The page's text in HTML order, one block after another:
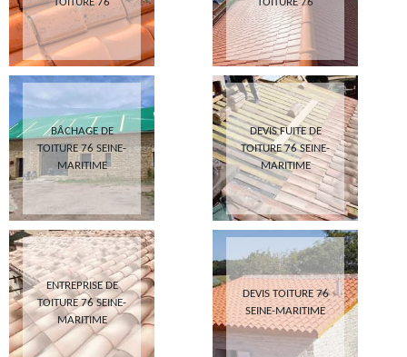
BÂCHAGE DE
TOITURE 76 SEINE-
MARITIME
DEVIS FUITE DE
TOITURE 76 SEINE-
MARITIME
ENTREPRISE DE
TOITURE 76 SEINE-
MARITIME
DEVIS TOITURE 76
SEINE-MARITIME